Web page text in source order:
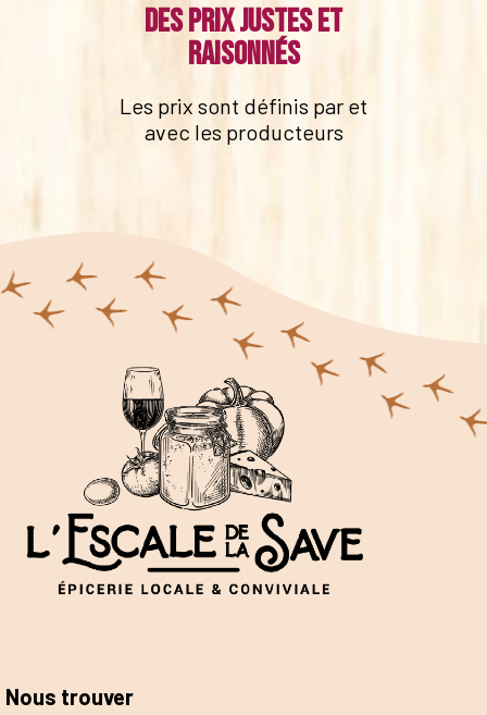
Des prix justes et
raisonnés
Les prix sont définis par et
avec les producteurs
Nous trouver